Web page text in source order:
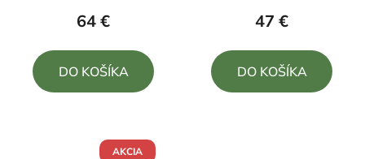
produktu
z
64 €
DO KOŠÍKA
produktu
z
47 €
DO KOŠÍKA
AKCIA